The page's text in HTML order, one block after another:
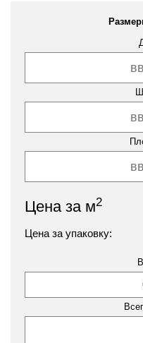
Цена за м2
Цена за упаковку: